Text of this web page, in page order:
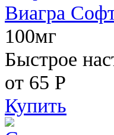
Виагра
100мг
Быстрое
от 65 Р
Купить